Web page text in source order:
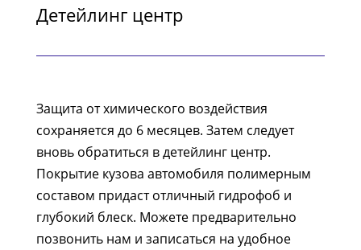
Детейлинг центр
Защита от химического воздействия
сохраняется до 6 месяцев. Затем следует
вновь обратиться в детейлинг центр.
Покрытие кузова автомобиля полимерным
составом придаст отличный гидрофоб и
глубокий блеск. Можете предварительно
позвонить нам и записаться на удобное